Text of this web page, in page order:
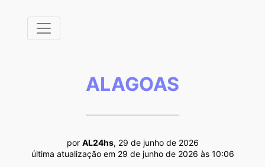
ALAGOAS
por AL24hs, 29 de junho de 2026
última atualização em 29 de junho de 2026 às 10:06